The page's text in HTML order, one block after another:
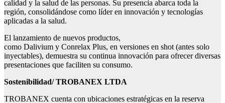
calidad y la salud de las personas. Su presencia abarca toda la
región, consolidándose como líder en innovación y tecnologías
aplicadas a la salud.
El lanzamiento de nuevos productos,
como Dalivium y Conrelax Plus, en versiones en shot (antes solo
inyectables), demuestra su continua innovación para ofrecer diversas
presentaciones que faciliten su consumo.
Sostenibilidad/TROBANEX LTDA
TROBANEX cuenta con ubicaciones estratégicas en la reserva